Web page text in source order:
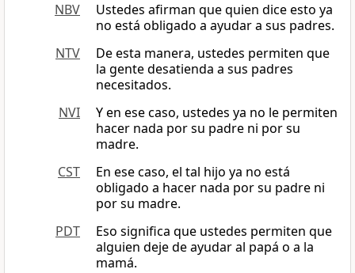
NBV
Ustedes afirman que quien dice esto ya
no está obligado a ayudar a sus padres.
NTV
De esta manera, ustedes permiten que
la gente desatienda a sus padres
necesitados.
NVI
Y en ese caso, ustedes ya no le permiten
hacer nada por su padre ni por su
madre.
CST
En ese caso, el tal hijo ya no está
obligado a hacer nada por su padre ni
por su madre.
PDT
Eso significa que ustedes permiten que
alguien deje de ayudar al papá o a la
mamá.